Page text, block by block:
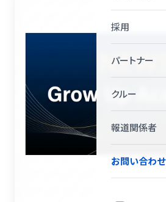
採用
パートナー
クルー
報道関係者
お問い合わせ